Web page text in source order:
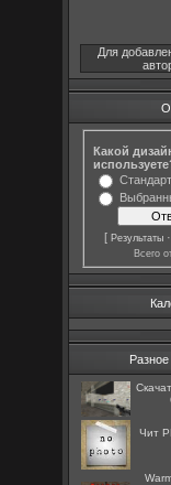
Для
Какой
[Результаты
Всего
Чит